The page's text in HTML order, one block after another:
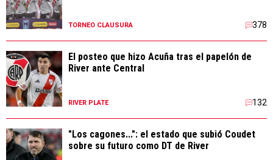
TORNEO CLAUSURA 378
El posteo que hizo Acuña tras el papelón de
River ante Central
RIVER PLATE 132
"Los cagones...": el estado que subió Coudet
sobre su futuro como DT de River